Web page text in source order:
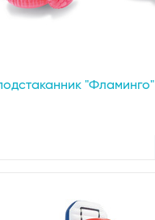
"Фламинго"